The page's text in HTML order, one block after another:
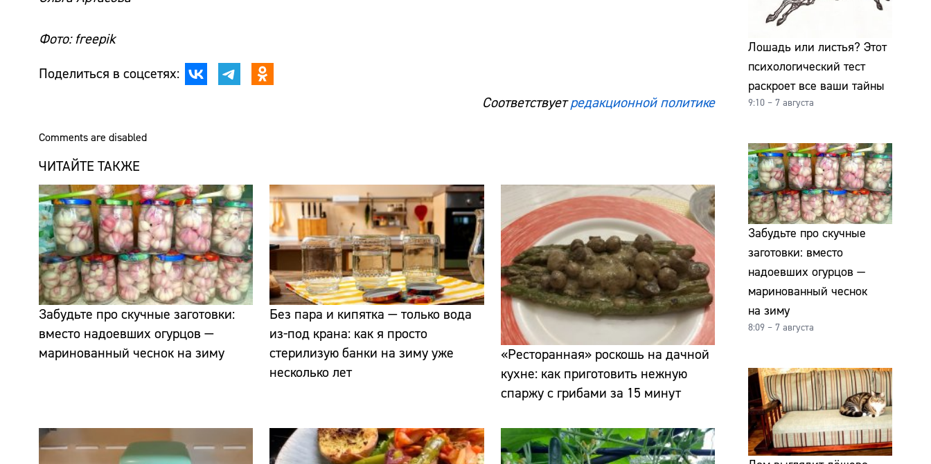
Фото: freepik
Поделиться в соцсетях:
Соответствуетредакционной политике
Comments are disabled
ЧИТАЙТЕ ТАКЖЕ
Забудьте про скучные заготовки:
вместо надоевших огурцов —
маринованный чеснок на зиму
Без пара и кипятка — только вода
из-под крана: как я просто
стерилизую банки на зиму уже
несколько лет
«Ресторанная» роскошь на дачной
кухне: как приготовить нежную
спаржу с грибами за 15 минут
Лошадь или листья? Этот
психологический тест
раскроет все ваши тайны
9:10 – 7 августа
Забудьте про скучные
заготовки: вместо
надоевших огурцов —
маринованный чеснок
на зиму
8:09 – 7 августа
Сайт:
Адрес: